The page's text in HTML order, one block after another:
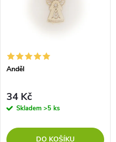
Anděl
34 Kč
Skladem >5 ks
DO KOŠÍKU